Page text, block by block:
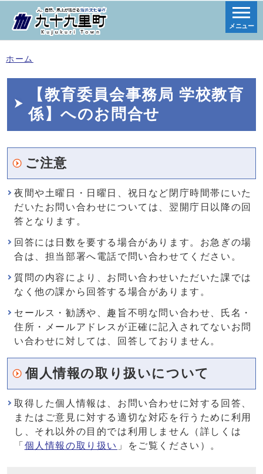
メニュー
ホーム
【教育委員会事務局 学校教育
係】へのお問合せ
ご注意
夜間や土曜日・日曜日、祝日など閉庁時間帯にいた
だいたお問い合わせについては、翌開庁日以降の回
答となります。
回答には日数を要する場合があります。お急ぎの場
合は、担当部署へ電話で問い合わせてください。
質問の内容により、お問い合わせいただいた課では
なく他の課から回答する場合があります。
セールス・勧誘や、趣旨不明な問い合わせ、氏名・
住所・メールアドレスが正確に記入されてないお問
い合わせに対しては、回答しておりません。
個人情報の取り扱いについて
取得した個人情報は、お問い合わせに対する回答、
またはご意見に対する適切な対応を行うために利用
し、それ以外の目的では利用しません（詳しくは
「 個人情報の取り扱い 」をご覧ください）。